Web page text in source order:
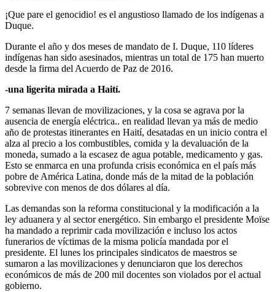
¡Que pare el genocidio! es el angustioso llamado de los indígenas a
Duque.
Durante el año y dos meses de mandato de I. Duque, 110 líderes
indígenas han sido asesinados, mientras un total de 175 han muerto
desde la firma del Acuerdo de Paz de 2016.
-una ligerita mirada a Haití.
7 semanas llevan de movilizaciones, y la cosa se agrava por la
ausencia de energía eléctrica.. en realidad llevan ya más de medio
año de protestas itinerantes en Haití, desatadas en un inicio contra el
alza al precio a los combustibles, comida y la devaluación de la
moneda, sumado a la escasez de agua potable, medicamento y gas.
Esto se enmarca en una profunda crisis económica en el país más
pobre de América Latina, donde más de la mitad de la población
sobrevive con menos de dos dólares al día.
Las demandas son la reforma constitucional y la modificación a la
ley aduanera y al sector energético. Sin embargo el presidente Moïse
ha mandado a reprimir cada movilización e incluso los actos
funerarios de víctimas de la misma policía mandada por el
presidente. El lunes los principales sindicatos de maestros se
sumaron a las movilizaciones y denunciaron que los derechos
económicos de más de 200 mil docentes son violados por el actual
gobierno.